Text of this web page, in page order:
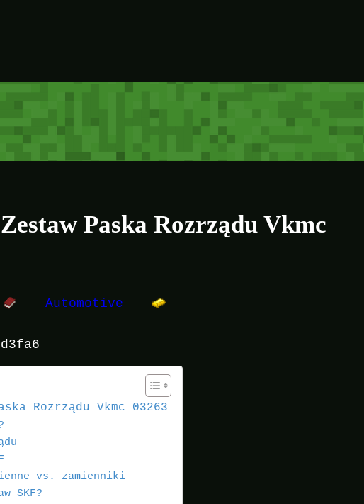
Paska Rozrządu Vkmc
Automotive
Rozrządu Vkmc 03263
vs. zamienniki
SKF?